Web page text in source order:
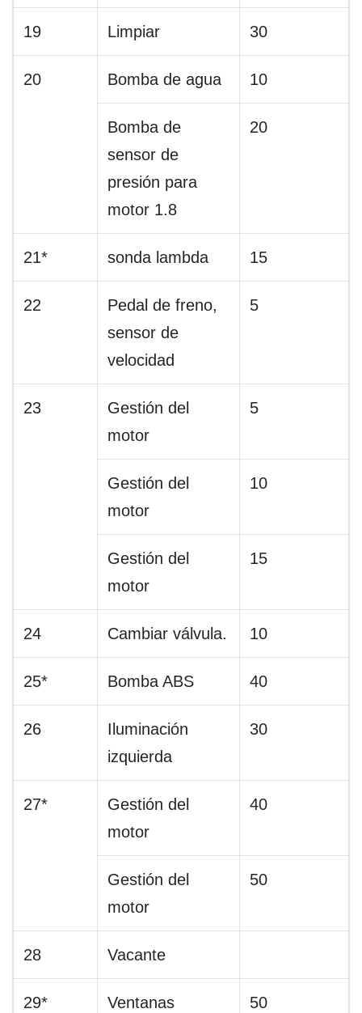
19 Limpiar 30
20 Bomba de agua 10
Bomba de
sensor de
presión para
motor 1.8
20
21* sonda lambda 15
22
Pedal de freno,
sensor de
velocidad
5
23
Gestión del
motor
5
Gestión del
motor
10
Gestión del
motor
15
24 Cambiar válvula. 10
25* Bomba ABS 40
26
Iluminación
izquierda
30
27*
Gestión del
motor
40
Gestión del
motor
50
28 Vacante
29*
Ventanas
50